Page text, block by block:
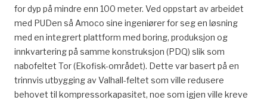
for dyp på mindre enn 100 meter. Ved oppstart av arbeidet
med PUDen så Amoco sine ingeniører for seg en løsning
med en integrert plattform med boring, produksjon og
innkvartering på samme konstruksjon (PDQ) slik som
nabofeltet Tor (Ekofisk-området). Dette var basert på en
trinnvis utbygging av Valhall-feltet som ville redusere
behovet til kompressorkapasitet, noe som igjen ville kreve